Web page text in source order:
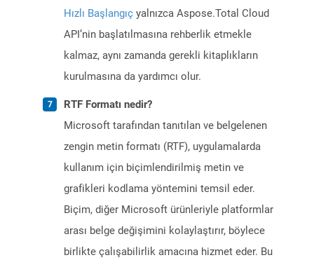
Hızlı Başlangıç yalnızca Aspose.Total Cloud
API’nin başlatılmasına rehberlik etmekle
kalmaz, aynı zamanda gerekli kitaplıkların
kurulmasına da yardımcı olur.
RTF Formatı nedir?
Microsoft tarafından tanıtılan ve belgelenen
zengin metin formatı (RTF), uygulamalarda
kullanım için biçimlendirilmiş metin ve
grafikleri kodlama yöntemini temsil eder.
Biçim, diğer Microsoft ürünleriyle platformlar
arası belge değişimini kolaylaştırır, böylece
birlikte çalışabilirlik amacına hizmet eder. Bu